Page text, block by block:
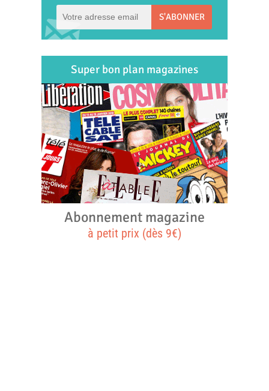
S'ABONNER
Super bon plan magazines
Abonnement magazine
à petit prix (dès 9€)